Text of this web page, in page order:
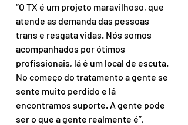
“O TX é um projeto maravilhoso, que
atende as demanda das pessoas
trans e resgata vidas. Nós somos
acompanhados por ótimos
profissionais, lá é um local de escuta.
No começo do tratamento a gente se
sente muito perdido e lá
encontramos suporte. A gente pode
ser o que a gente realmente é”,